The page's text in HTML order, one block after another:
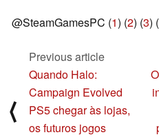
@SteamGamesPC (1) (2) (3) (
⟨
Previous article
Quando Halo:
Campaign Evolved
PS5 chegar às lojas,
os futuros jogos